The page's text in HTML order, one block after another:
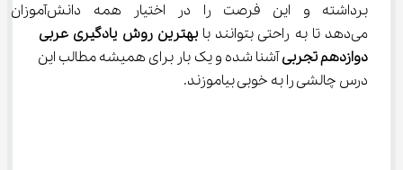
برداشته و این فرصت را در
می‌دهد تا به راحتی بتوانند با
بهترین روش یادگیری عربی
دوازدهم تجربی آشنا شده و یک بار برای همیشه مطالب این
درس چالشی را به خوبی بیاموزند.